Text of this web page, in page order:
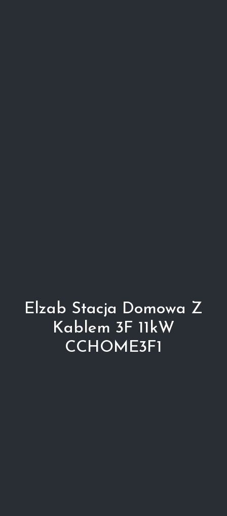
Elzab Stacja Domowa Z
Kablem 3F 11kW
CCHOME3F1